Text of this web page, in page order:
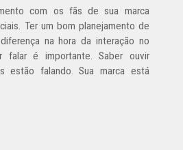
com os fãs de sua marca
Ter um bom planejamento de
na hora da interação no
falar é importante. Saber ouvir
estão falando. Sua marca está